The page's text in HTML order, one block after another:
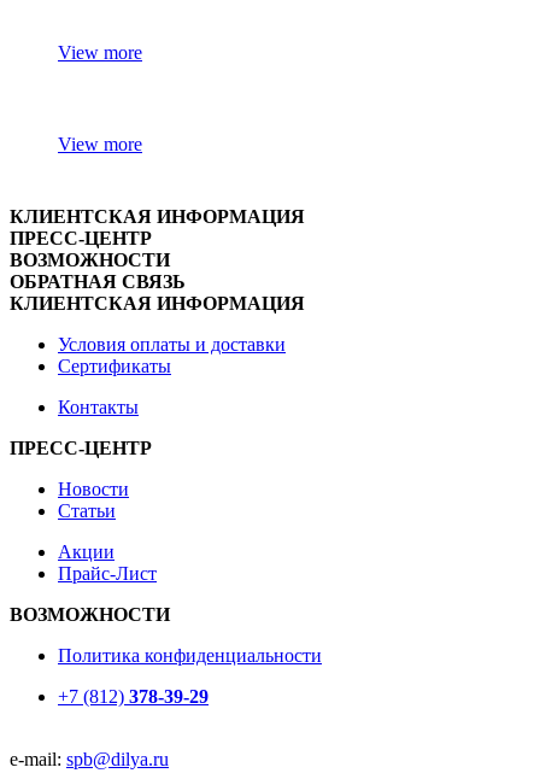
View more
View more
КЛИЕНТСКАЯ ИНФОРМАЦИЯ
ПРЕСС-ЦЕНТР
ВОЗМОЖНОСТИ
ОБРАТНАЯ СВЯЗЬ
КЛИЕНТСКАЯ ИНФОРМАЦИЯ
Условия оплаты и доставки
Сертификаты
Контакты
ПРЕСС-ЦЕНТР
Новости
Статьи
Акции
Прайс-Лист
ВОЗМОЖНОСТИ
Политика конфиденциальности
+7 (812) 378-39-29
e-mail: spb@dilya.ru